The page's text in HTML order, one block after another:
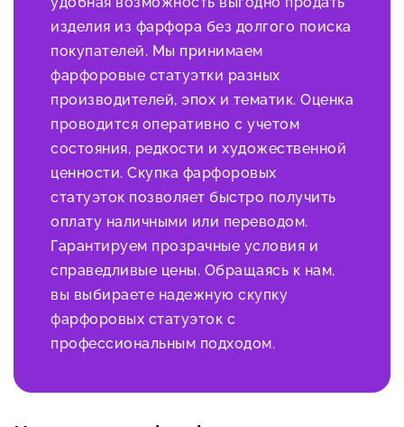
изделия из фарфора без долгого поиска
покупателей. Мы принимаем
фарфоровые статуэтки разных
производителей, эпох и тематик. Оценка
проводится оперативно с учетом
состояния, редкости и художественной
ценности. Скупка фарфоровых
статуэток позволяет быстро получить
оплату наличными или переводом.
Гарантируем прозрачные условия и
справедливые цены. Обращаясь к нам,
вы выбираете надежную скупку
фарфоровых статуэток с
профессиональным подходом.